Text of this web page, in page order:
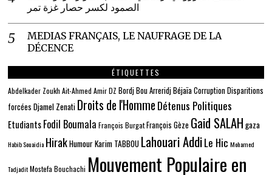
الصمود لكسر حصار غزة تمر
MEDIAS FRANÇAIS, LE NAUFRAGE DE LA
DÉCENCE
ÉTIQUETTES
Abdelkader Zoukh Ait-Ahmed Amir DZ Bordj Bou ArreridjBéjaïaCorruption Disparitions
forcées Djamel Zenati Droits de l'Homme Détenus Politiques
EtudiantsFodil Boumala François BurgatFrançois Gèze Gaid SALAH gaza
Habib Souaidia HirakHumourKarim TABBOU Lahouari AddiLe Hic Mohamed
Tadjadit Mostefa Bouchachi Mouvement Populaire en